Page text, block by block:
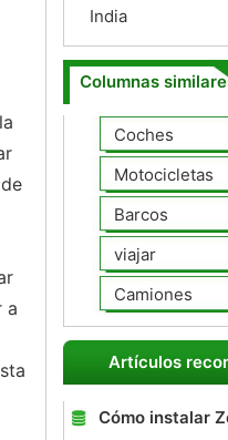
a
India
Columnas
Coches
Motocicletas
Barcos
viajar
Camiones
Artículos
Cómo instalar